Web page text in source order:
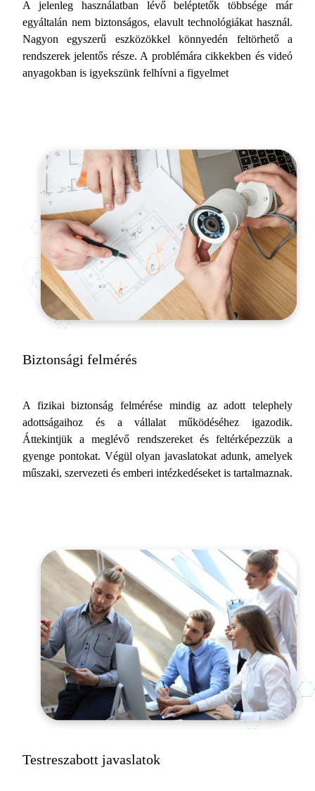
A jelenleg használatban lévő beléptetők többsége már
egyáltalán nem biztonságos, elavult technológiákat használ.
Nagyon egyszerű eszközökkel könnyedén feltörhető a
rendszerek jelentős része. A problémára cikkekben és videó
anyagokban is igyekszünk felhívni a figyelmet
Biztonsági felmérés
A fizikai biztonság felmérése mindig az adott telephely
adottságaihoz és a vállalat működéséhez igazodik.
Áttekintjük a meglévő rendszereket és feltérképezzük a
gyenge pontokat. Végül olyan javaslatokat adunk, amelyek
műszaki, szervezeti és emberi intézkedéseket is tartalmaznak.
Testreszabott javaslatok